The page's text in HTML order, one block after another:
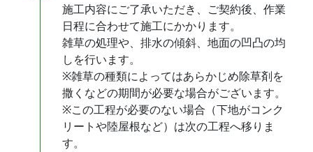
施工内容にご了承いただき、ご契約後、作業
日程に合わせて施工にかかります。
雑草の処理や、排水の傾斜、地面の凹凸の均
しを行います。
※雑草の種類によってはあらかじめ除草剤を
撒くなどの期間が必要な場合がございます。
※この工程が必要のない場合（下地がコンク
リートや陸屋根など）は次の工程へ移りま
す。